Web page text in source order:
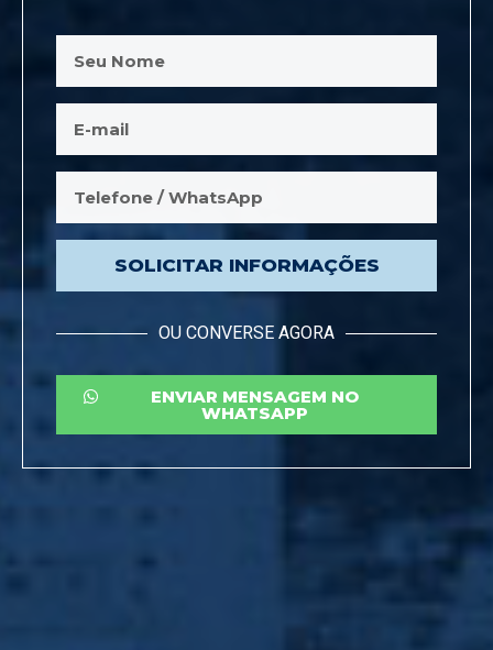
SOLICITAR INFORMAÇÕES
OU CONVERSE AGORA
ENVIAR MENSAGEM NO
WHATSAPP